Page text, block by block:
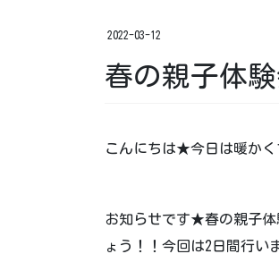
2022-03-12
春の親子体
こんにちは★今日は暖か
お知らせです★春の親子体
ょう！！今回は2日間行い